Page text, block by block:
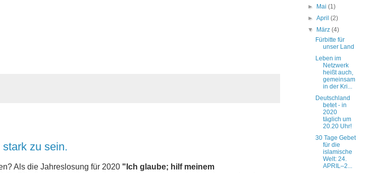
zu sein.
Als die Jahreslosung für 2020 "Ich glaube; hilf meinem
►
Mai(1)
►April(2)
▼
März(4)
Fürbitte für
unser Land
Leben im
Netzwerk
heißt auch,
gemeinsam
in der Kri...
Deutschland
betet - in
2020
täglich um
20.20 Uhr!
30 Tage Gebet
für die
islamische
Welt: 24.
APRIL–2...